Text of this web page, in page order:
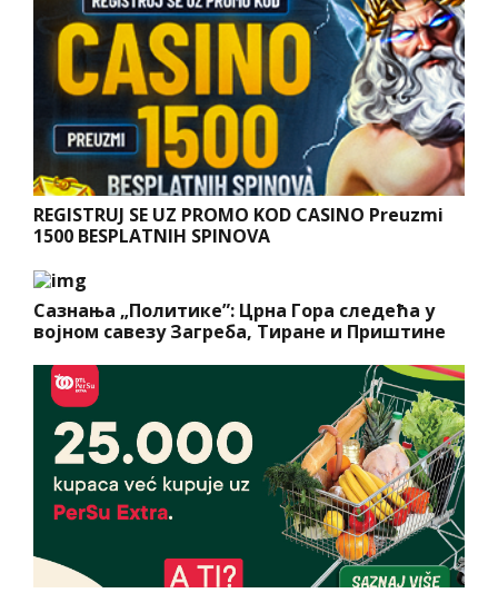
REGISTRUJ SE UZ PROMO KOD CASINO Preuzmi
1500 BESPLATNIH SPINOVA
Сазнања „Политике”: Црна Гора следећа у
војном савезу Загреба, Тиране и Приштине